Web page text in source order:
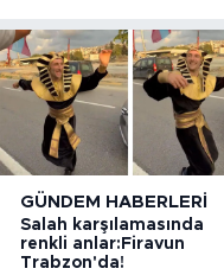
GÜNDEM HABERLERI
Salah karşılamasında
renkli anlar:Firavun
Trabzon'da!